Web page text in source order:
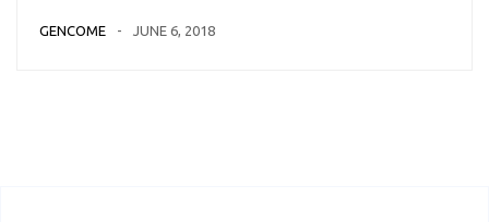
GENCOME JUNE 6, 2018